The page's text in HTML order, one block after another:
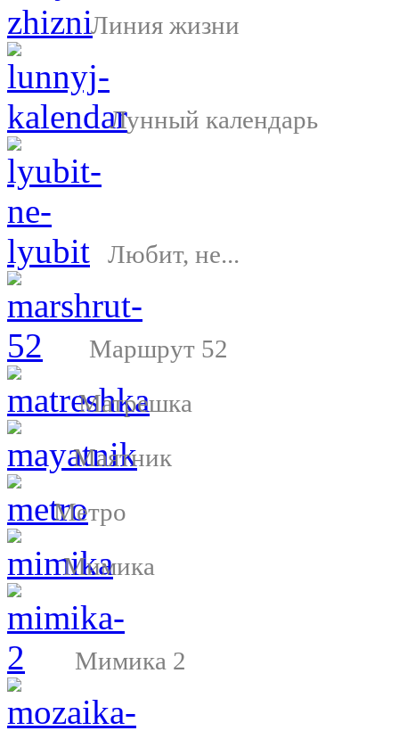
Линия жизни
Лунный календарь
Любит, не...
Маршрут 52
Матрешка
Маятник
Метро
Мимика
Мимика 2